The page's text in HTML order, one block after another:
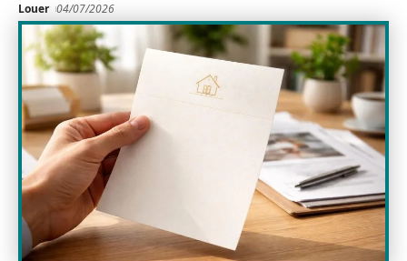
Louer 04/07/2026